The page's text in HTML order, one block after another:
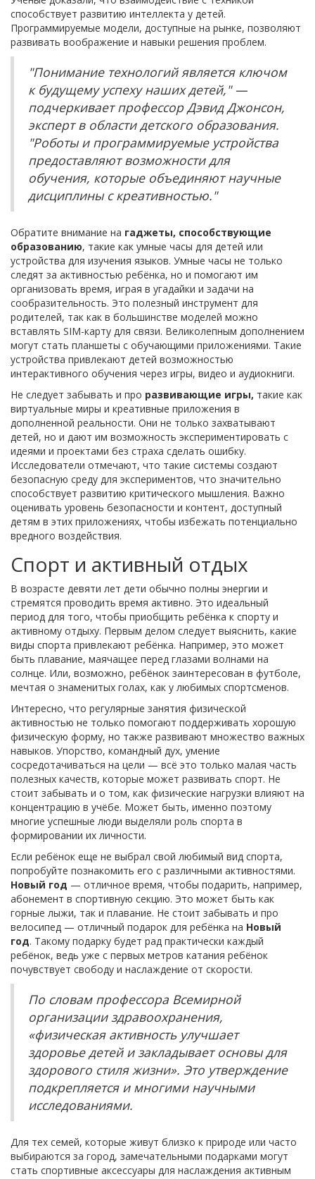
способствует развитию интеллекта у детей.
Программируемые модели, доступные на рынке, позволяют
развивать воображение и навыки решения проблем.
"Понимание технологий является ключом
к будущему успеху наших детей," —
подчеркивает профессор Дэвид Джонсон,
эксперт в области детского образования.
"Роботы и программируемые устройства
предоставляют возможности для
обучения, которые объединяют научные
дисциплины с креативностью."
Обратите внимание на гаджеты, способствующие
образованию, такие как умные часы для детей или
устройства для изучения языков. Умные часы не только
следят за активностью ребёнка, но и помогают им
организовать время, играя в угадайки и задачи на
сообразительность. Это полезный инструмент для
родителей, так как в большинстве моделей можно
вставлять SIM-карту для связи. Великолепным дополнением
могут стать планшеты с обучающими приложениями. Такие
устройства привлекают детей возможностью
интерактивного обучения через игры, видео и аудиокниги.
Не следует забывать и про развивающие игры, такие как
виртуальные миры и креативные приложения в
дополненной реальности. Они не только захватывают
детей, но и дают им возможность экспериментировать с
идеями и проектами без страха сделать ошибку.
Исследователи отмечают, что такие системы создают
безопасную среду для экспериментов, что значительно
способствует развитию критического мышления. Важно
оценивать уровень безопасности и контент, доступный
детям в этих приложениях, чтобы избежать потенциально
вредного воздействия.
Спорт и активный отдых
В возрасте девяти лет дети обычно полны энергии и
стремятся проводить время активно. Это идеальный
период для того, чтобы приобщить ребёнка к спорту и
активному отдыху. Первым делом следует выяснить, какие
виды спорта привлекают ребёнка. Например, это может
быть плавание, маячащее перед глазами волнами на
солнце. Или, возможно, ребёнок заинтересован в футболе,
мечтая о знаменитых голах, как у любимых спортсменов.
Интересно, что регулярные занятия физической
активностью не только помогают поддерживать хорошую
физическую форму, но также развивают множество важных
навыков. Упорство, командный дух, умение
сосредотачиваться на цели — всё это только малая часть
полезных качеств, которые может развивать спорт. Не
стоит забывать и о том, как физические нагрузки влияют на
концентрацию в учёбе. Может быть, именно поэтому
многие успешные люди выделяли роль спорта в
формировании их личности.
Если ребёнок еще не выбрал свой любимый вид спорта,
попробуйте познакомить его с различными активностями.
Новый год — отличное время, чтобы подарить, например,
абонемент в спортивную секцию. Это может быть как
горные лыжи, так и плавание. Не стоит забывать и про
велосипед — отличный подарок для ребёнка на Новый
год. Такому подарку будет рад практически каждый
ребёнок, ведь уже с первых метров катания ребёнок
почувствует свободу и наслаждение от скорости.
По словам профессора Всемирной
организации здравоохранения,
«физическая активность улучшает
здоровье детей и закладывает основы для
здорового стиля жизни». Это утверждение
подкрепляется и многими научными
исследованиями.
Для тех семей, которые живут близко к природе или часто
выбираются за город, замечательными подарками могут
стать спортивные аксессуары для наслаждения активным